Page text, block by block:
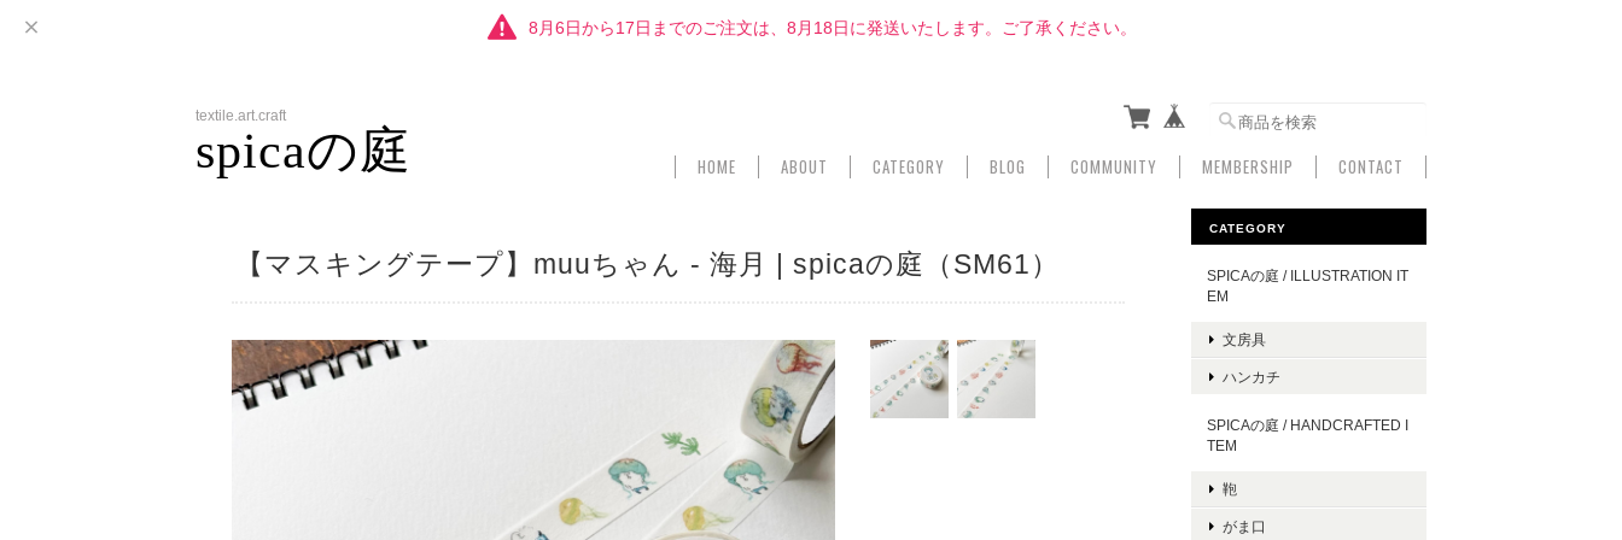
8月6日から17日までのご注文は、8月18日に発送いたします。ご了承ください。
textile.art.craft
spicaの庭 HOME ABOUT CATEGORY BLOG COMMUNITY MEMBERSHIP CONTACT
【マスキングテープ】muuちゃん - 海月 | spicaの庭（SM61）
CATEGORY
SPICAの庭 / ILLUSTRATION IT
EM
文房具
ハンカチ
SPICAの庭 / HANDCRAFTED I
TEM
鞄
がま口